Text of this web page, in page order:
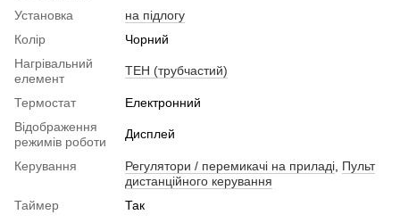
Установка
на підлогу
Колір
Чорний
Нагрівальний
елемент
ТЕН (трубчастий)
Термостат
Електронний
Відображення
режимів роботи
Дисплей
Керування Регулятори / перемикачі на приладі Пульт
дистанційного керування
Таймер
Так